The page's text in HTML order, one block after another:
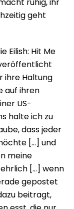
geht
Eilish: Hit Me
veröffentlicht
ihre Haltung
auf ihren
US-
halte ich zu
dass jeder
[…] und
meine
[…] wenn
gepostet
beitragt,